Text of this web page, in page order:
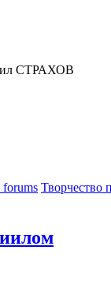
СТРАХОВ
Творчество